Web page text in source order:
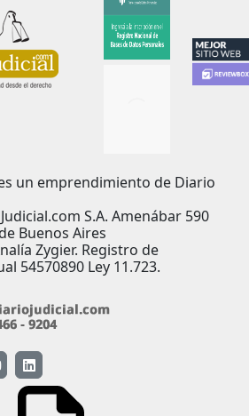
un emprendimiento de Diario
S.A. Amenábar 590
Buenos Aires
Zygier. Registro de
54570890 Ley 11.723.